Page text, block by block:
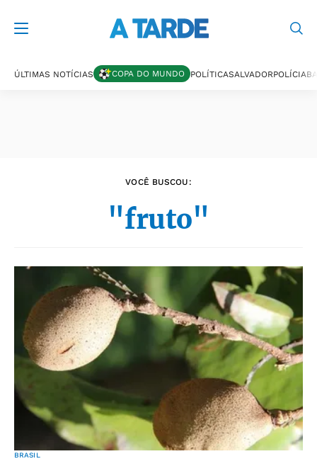
ÚLTIMAS NOTÍCIAS COPA DO MUNDO POLÍTICASALVADORPOLÍCIA
VOCÊ BUSCOU:
"fruto"
BRASIL